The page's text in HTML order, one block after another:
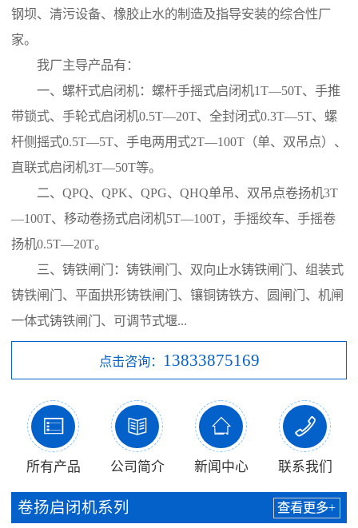
钢坝、清污设备、橡胶止水的制造及指导安装的综合性厂
家。
我厂主导产品有：
一、螺杆式启闭机：螺杆手摇式启闭机1T—50T、手推
带锁式、手轮式启闭机0.5T—20T、全封闭式0.3T—5T、螺
杆侧摇式0.5T—5T、手电两用式2T—100T（单、双吊点）、
直联式启闭机3T—50T等。
二、QPQ、QPK、QPG、QHQ单吊、双吊点卷扬机3T
—100T、移动卷扬式启闭机5T—100T，手摇绞车、手摇卷
扬机0.5T—20T。
三、铸铁闸门：铸铁闸门、双向止水铸铁闸门、组装式
铸铁闸门、平面拱形铸铁闸门、镶铜铸铁方、圆闸门、机闸
一体式铸铁闸门、可调节式堰...
点击咨询： 13833875169

所有产品

公司简介

新闻中心

联系我们
卷扬启闭机系列 查看更多+